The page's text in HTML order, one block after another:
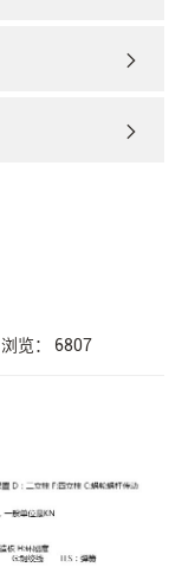
浏览： 6807